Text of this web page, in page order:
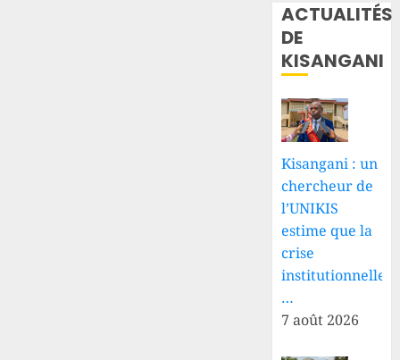
ACTUALITÉS
DE
KISANGANI
Kisangani : un
chercheur de
l’UNIKIS
estime que la
crise
institutionnelle
…
7 août 2026